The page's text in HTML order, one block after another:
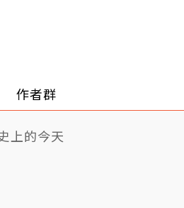
作者群
上的今天